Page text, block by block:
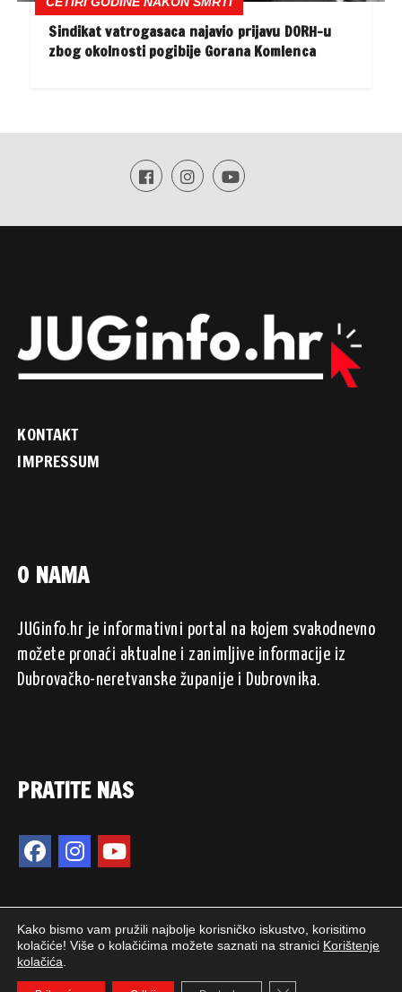
Sindikat vatrogasaca najavio prijavu DORH-u
zbog okolnosti pogibije Gorana Komlenca
KONTAKT
IMPRESSUM
O NAMA
JUGinfo.hr je informativni portal na kojem svakodnevno
možete pronaći aktualne i zanimljive informacije iz
Dubrovačko-neretvanske županije i Dubrovnika.
PRATITE NAS
2024. © JUGinfo.hr / Sva prava pridržana.
Kako bismo vam pružili najbolje korisničko iskustvo, korisitimo
kolačiće! Više o kolačićima možete saznati na stranici Korištenje
kolačića